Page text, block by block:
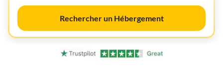
Rechercher un Hébergement